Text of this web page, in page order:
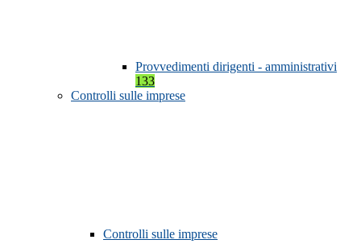
Provvedimenti dirigenti - amministrativi
133
Controlli sulle imprese
Controlli sulle imprese